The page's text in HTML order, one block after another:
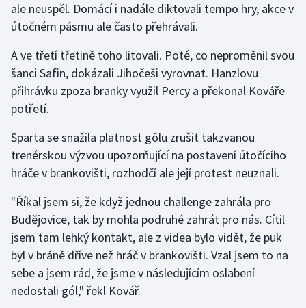
Stolní tenis
Veslování
Vodní slalom
Volejbal
Ostatní
ale neuspěl. Domácí i nadále diktovali tempo hry, akce v
útočném pásmu ale často přehrávali.
A ve třetí třetině toho litovali. Poté, co neproměnil svou
šanci Safin, dokázali Jihočeši vyrovnat. Hanzlovu
přihrávku zpoza branky využil Percy a překonal Kováře
potřetí.
Sparta se snažila platnost gólu zrušit takzvanou
trenérskou výzvou upozorňující na postavení útočícího
hráče v brankovišti, rozhodčí ale její protest neuznali.
"Říkal jsem si, že když jednou challenge zahrála pro
Budějovice, tak by mohla podruhé zahrát pro nás. Cítil
jsem tam lehký kontakt, ale z videa bylo vidět, že puk
byl v bráně dříve než hráč v brankovišti. Vzal jsem to na
sebe a jsem rád, že jsme v následujícím oslabení
nedostali gól," řekl Kovář.